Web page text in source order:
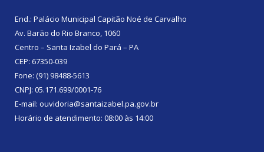
End.: Palácio Municipal Capitão Noé de Carvalho
Av. Barão do Rio Branco, 1060
Centro – Santa Izabel do Pará – PA
CEP: 67350-039
Fone: (91) 98488-5613
CNPJ: 05.171.699/0001-76
E-mail: ouvidoria@santaizabel.pa.gov.br
Horário de atendimento: 08:00 às 14:00